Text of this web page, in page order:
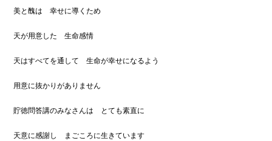
美と醜は 幸せに導くため
天が用意した 生命感情
天はすべてを通して 生命が幸せになるよう
用意に抜かりがありません
貯徳問答講のみなさんは とても素直に
天意に感謝し まごころに生きています